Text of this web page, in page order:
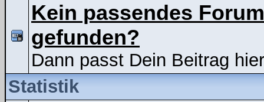
Kein passendes Forum
gefunden?
Dann passt Dein Beitrag
Statistik